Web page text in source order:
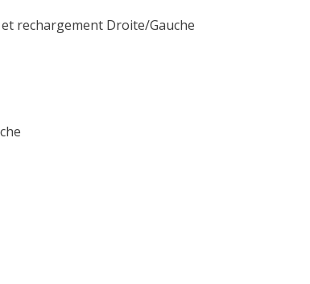
rechargement Droite/Gauche